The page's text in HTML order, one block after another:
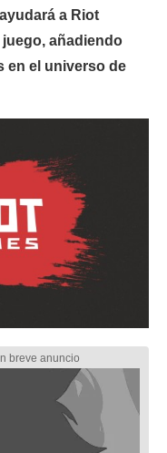
a Riot
añadiendo
en el universo de